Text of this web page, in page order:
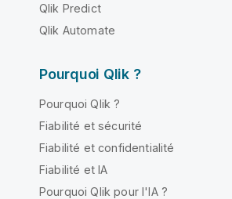
Qlik Predict
Qlik Automate
Pourquoi Qlik ?
Pourquoi Qlik ?
Fiabilité et sécurité
Fiabilité et confidentialité
Fiabilité et IA
Pourquoi Qlik pour l'IA ?